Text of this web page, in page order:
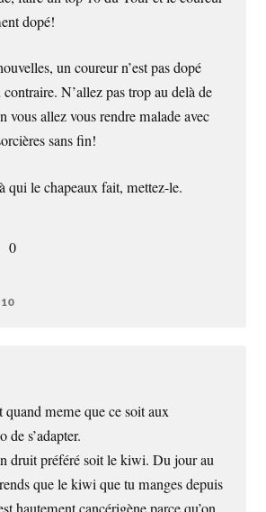
dopé!
un coureur n’est pas dopé
contraire. N’allez pas trop au delà de
vous allez vous rendre malade avec
sans fin!
qui le chapeaux fait, mettez-le.
0
quand meme que ce soit aux
de s’adapter.
druit préféré soit le kiwi. Du jour au
que le kiwi que tu manges depuis